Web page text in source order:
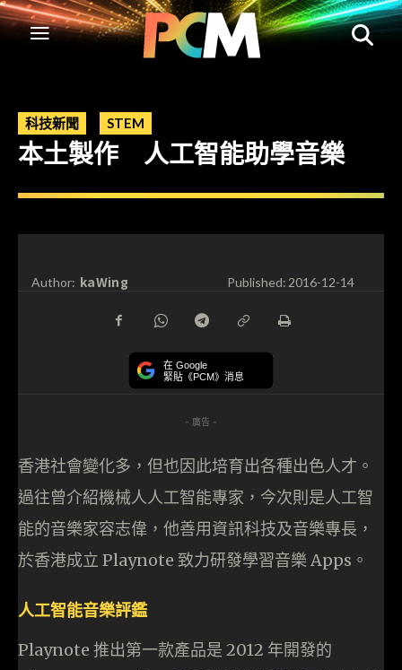
科技新聞 STEM
本土製作 人工智能助學音樂
Author: kaWing Published:2016-12-14
在 Google
緊貼《PCM》消息
- 廣告 -
香港社會變化多，但也因此培育出各種出色人才。
過往曾介紹機械人人工智能專家，今次則是人工智
能的音樂家容志偉，他善用資訊科技及音樂專長，
於香港成立 Playnote 致力研發學習音樂 Apps。
人工智能音樂評鑑
Playnote 推出第一款產品是 2012 年開發的